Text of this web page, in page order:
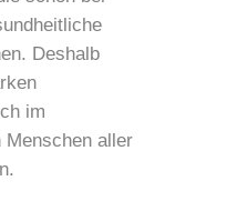
Deshalb
im
aller